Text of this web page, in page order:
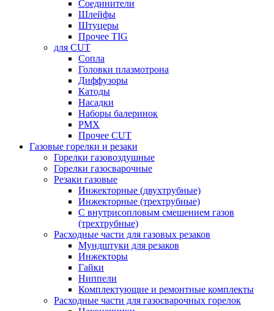
Соединители
Шлейфы
Штуцеры
Прочее TIG
для CUT
Сопла
Головки плазмотрона
Диффузоры
Катоды
Насадки
Наборы балеринок
PMX
Прочее CUT
Газовые горелки и резаки
Горелки газовоздушные
Горелки газосварочные
Резаки газовые
Инжекторные (двухтрубные)
Инжекторные (трехтрубные)
С внутрисопловым смешением газов
(трехтрубные)
Расходные части для газовых резаков
Мундштуки для резаков
Инжекторы
Гайки
Ниппели
Комплектующие и ремонтные комплекты
Расходные части для газосварочных горелок